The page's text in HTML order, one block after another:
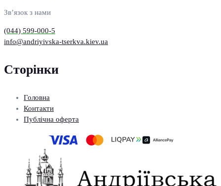
Зв’язок з нами
(044) 599-000-5
info@andriyivska-tserkva.kiev.ua
Сторінки
Головна
Контакти
Публічна оферта